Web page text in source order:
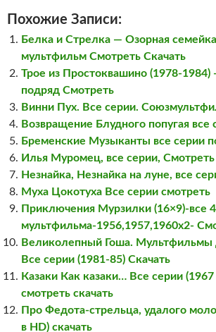
Похожие Записи:
Белка и Стрелка — Озорная
мультфильм Смотреть Скачать
Трое из Простоквашино (1978-1984)
подряд Смотреть
Винни Пух. Все серии.
Возвращение Блудного попугая все
Бременские Музыканты все серии
Илья Муромец, все серии, Смотреть
Незнайка, Незнайка на луне, все
Муха Цокотуха Все серии смотреть
Приключения Мурзилки (16×9)-все 4
мультфильма-1956,1957,1960х2-
Великолепный Гоша. Мультфильмы
Все серии (1981-85) Скачать
Казаки Как казаки… Все серии
смотреть скачать
Про Федота-стрельца, удалого
в HD) скачать